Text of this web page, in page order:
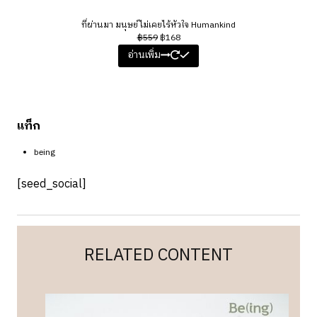
o
d
u
c
t
ที่ผ่านมา มนุษย์ไม่เคยไร้หัวใจ Humankind
฿559 ฿168
อ่านเพิ่ม
แท็ก
being
[seed_social]
RELATED CONTENT